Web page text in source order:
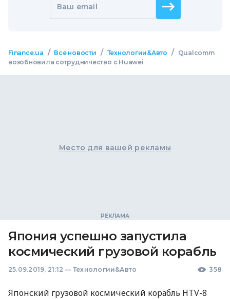
Ваш email
Finance.ua / Все новости / Технологии&Авто /
Qualcomm
возобновила сотрудничество с Huawei
Место для вашей рекламы
Япония успешно запустила
космический грузовой корабль
25.09.2019, 21:12 — Технологии&Авто 358
Японский грузовой космический корабль HTV-8